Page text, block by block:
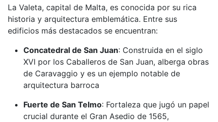
La Valeta, capital de Malta, es conocida por su rica
historia y arquitectura emblemática. Entre sus
edificios más destacados se encuentran:​
Concatedral de San Juan: Construida en el siglo
XVI por los Caballeros de San Juan, alberga obras
de Caravaggio y es un ejemplo notable de
arquitectura barroca
Fuerte de San Telmo: Fortaleza que jugó un papel
crucial durante el Gran Asedio de 1565,